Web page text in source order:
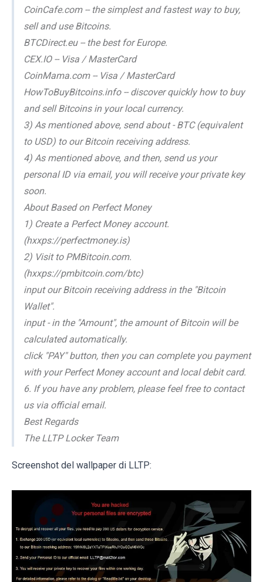
CoinCafe.com -- the simplest and fastest way to buy,
sell and use Bitcoins.
BTCDirect.eu -- the best for Europe.
CEX.IO -- Visa / MasterCard
CoinMama.com -- Visa / MasterCard
HowToBuyBitcoins.info -- discover quickly how to buy
and sell Bitcoins in your local currency.
3) As mentioned above, send about - BTC (equivalent
to USD) to our Bitcoin receiving address.
4) As mentioned above, and then, send us your
personal ID via email, you will receive your private key
soon.
About Based on Perfect Money
1) Create a Perfect Money account.
(hxxps://perfectmoney.is)
2) Visit to PMBitcoin.com.
(hxxps://pmbitcoin.com/btc)
input our Bitcoin receiving address in the "Bitcoin
Wallet".
input - in the "Amount", the amount of Bitcoin will be
calculated automatically.
click "PAY" button, then you can complete you payment
with your Perfect Money account and local debit card.
6. If you have any problem, please feel free to contact
us via official email.
Best Regards
The LLTP Locker Team
Screenshot del wallpaper di LLTP: